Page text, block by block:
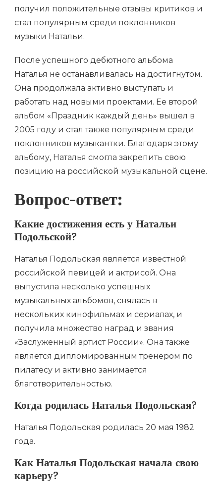
получил положительные отзывы критиков и
стал популярным среди поклонников
музыки Натальи.
После успешного дебютного альбома
Наталья не останавливалась на достигнутом.
Она продолжала активно выступать и
работать над новыми проектами. Ее второй
альбом «Праздник каждый день» вышел в
2005 году и стал также популярным среди
поклонников музыкантки. Благодаря этому
альбому, Наталья смогла закрепить свою
позицию на российской музыкальной сцене.
Вопрос-ответ:
Какие достижения есть у Натальи
Подольской?
Наталья Подольская является известной
российской певицей и актрисой. Она
выпустила несколько успешных
музыкальных альбомов, снялась в
нескольких кинофильмах и сериалах, и
получила множество наград и звания
«Заслуженный артист России». Она также
является дипломированным тренером по
пилатесу и активно занимается
благотворительностью.
Когда родилась Наталья Подольская?
Наталья Подольская родилась 20 мая 1982
года.
Как Наталья Подольская начала свою
карьеру?